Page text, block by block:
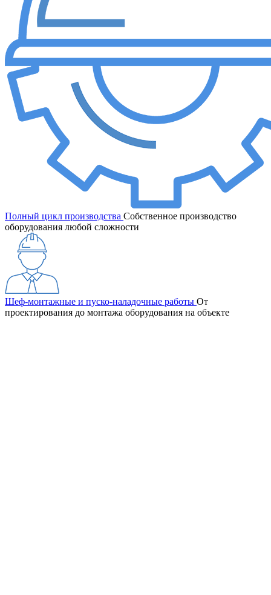
Полный цикл производства Собственное производство
оборудования любой сложности
Шеф-монтажные и пуско-наладочные работы От
проектирования до монтажа оборудования на объекте